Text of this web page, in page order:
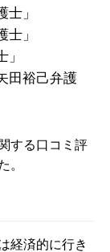
」
」
田裕己弁護
する口コミ評
。
経済的に行き